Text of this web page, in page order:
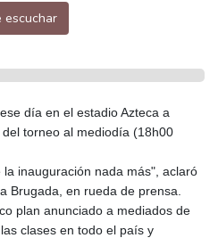
escuchar
día en el estadio Azteca a
torneo al mediodía (18h00
inauguración nada más", aclaró
Brugada, en rueda de prensa.
plan anunciado a mediados de
clases en todo el país y